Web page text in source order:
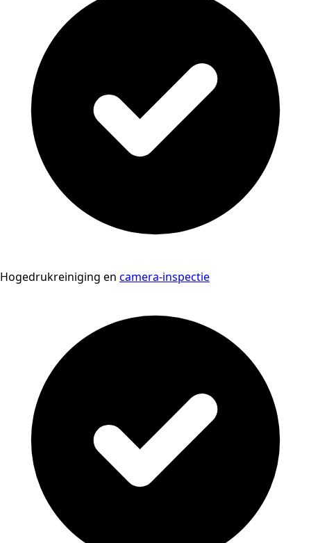
Hogedrukreiniging en camera-inspectie